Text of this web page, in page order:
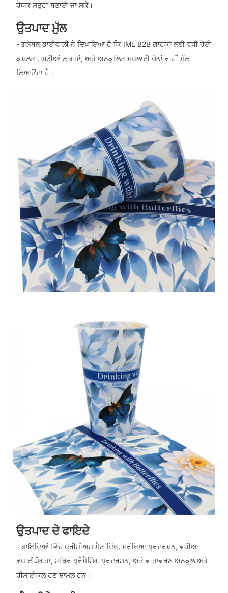
ਰੋਧਕ ਸਤ੍ਹਾ ਬਣਾਈ ਜਾ ਸਕੇ।
ਉਤਪਾਦ ਮੁੱਲ
- ਗਲੋਬਲ ਭਾਈਵਾਲੀ ਨੇ ਦਿਖਾਇਆ ਹੈ ਕਿ IML B2B ਗਾਹਕਾਂ ਲਈ ਵਧੀ ਹੋਈ
ਕੁਸ਼ਲਤਾ, ਘਟੀਆਂ ਲਾਗਤਾਂ, ਅਤੇ ਅਨੁਕੂਲਿਤ ਸਪਲਾਈ ਚੇਨਾਂ ਰਾਹੀਂ ਮੁੱਲ
ਲਿਆਉਂਦਾ ਹੈ।
ਉਤਪਾਦ ਦੇ ਫਾਇਦੇ
- ਫਾਇਦਿਆਂ ਵਿੱਚ ਪ੍ਰੀਮੀਅਮ ਮੈਟ ਦਿੱਖ, ਸੁਰੱਖਿਆ ਪ੍ਰਦਰਸ਼ਨ, ਵਧੀਆ
ਛਪਾਈਯੋਗਤਾ, ਸਥਿਰ ਪ੍ਰੋਸੈਸਿੰਗ ਪ੍ਰਦਰਸ਼ਨ, ਅਤੇ ਵਾਤਾਵਰਣ ਅਨੁਕੂਲ ਅਤੇ
ਰੀਸਾਈਕਲ ਹੋਣ ਸ਼ਾਮਲ ਹਨ।